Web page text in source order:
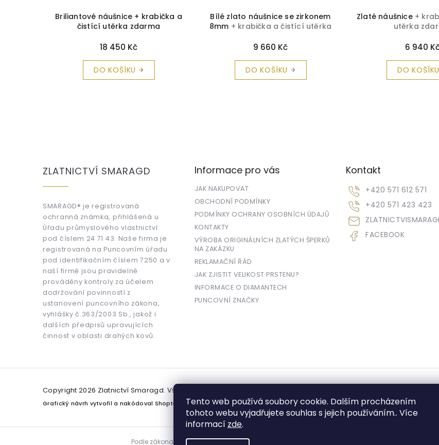
Tento web používá soubory cookie. Dalším procházením
tohoto webu vyjadřujete souhlas s jejich používáním.. Více
informací zde.
Briliantové náušnice + krabička a
čistící utěrka zdarma
18 450 Kč
DO KOŠÍKU
Bílé zlato náušnice se zirkonem
8mm + krabička a čistící utěrka
9 660 Kč
DO KOŠÍKU
Zlaté náušnice +
utěrka
6 940
DO KOŠÍKU
ZLATNICTVÍ SMARAGD
SMARAGD® je registrovaná
ochranná známka, přihlášená u
Úřadu průmyslového vlastnictví
pod číslem 24 71 43. Naše firma je
registrovaná na Puncovním úřadu
pod identifikačním číslem 7250 a v
naší firmě jsou pravidelně
prováděny kontroly za účelem
dodržování povinností z
ustanovení puncovního zákona,
vyhlášky č.363/2003 Sb., jakož i
dalších předpisů upravujících
činnost v oblasti drahých kovů.
Informace pro vás
JAK NAKUPOVAT
OBCHODNÍ PODMÍNKY
PODMÍNKY OCHRANY OSOBNÍCH ÚDAJŮ
KONTAKTY
VÝROBA ORIGINÁLNÍCH ZLATÝCH ŠPERKŮ
NA ZAKÁZKU
REKLAMAČNÍ ŘÁD
JAK ZJISTIT VELIKOST PRSTENU?
INFORMACE O DIAMANTECH
PUNCOVNÍ ZNAČKY
Kontakt
+420 571 612 571
+420 571 423 423
FACEBOOK
Copyright 2026 Zlatnictví Smaragd. Všechna práva vyhrazena.
Grafický návrh vytvořil a nakódoval Shoptetak.cz
Podle zákona o evidenci tržeb je prodávající povinen vystavit kupujícímu účtenku. Zároveň je